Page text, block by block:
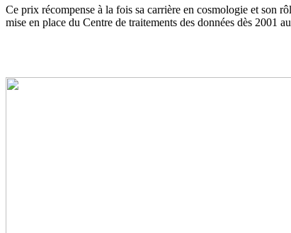
Ce prix récompense à la fois sa carrière en cosmologie et son
mise en place du Centre de traitements des données dès 2001